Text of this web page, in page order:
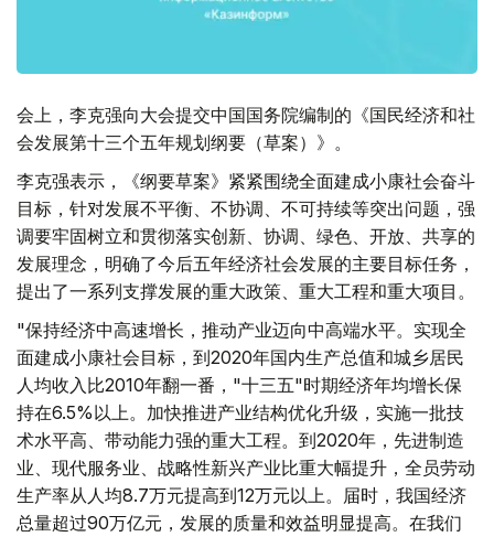
会上，李克强向大会提交中国国务院编制的《国民经济和社
会发展第十三个五年规划纲要（草案）》。
李克强表示，《纲要草案》紧紧围绕全面建成小康社会奋斗
目标，针对发展不平衡、不协调、不可持续等突出问题，强
调要牢固树立和贯彻落实创新、协调、绿色、开放、共享的
发展理念，明确了今后五年经济社会发展的主要目标任务，
提出了一系列支撑发展的重大政策、重大工程和重大项目。
"保持经济中高速增长，推动产业迈向中高端水平。实现全
面建成小康社会目标，到2020年国内生产总值和城乡居民
人均收入比2010年翻一番，"十三五"时期经济年均增长保
持在6.5%以上。加快推进产业结构优化升级，实施一批技
术水平高、带动能力强的重大工程。到2020年，先进制造
业、现代服务业、战略性新兴产业比重大幅提升，全员劳动
生产率从人均8.7万元提高到12万元以上。届时，我国经济
总量超过90万亿元，发展的质量和效益明显提高。在我们